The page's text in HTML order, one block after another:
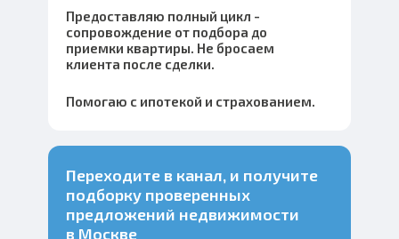
Переходите в канал, и получите
подборку проверенных
предложений недвижимости
в Москве
Предоставляю полный цикл -
сопровождение от подбора до
приемки квартиры. Не бросаем
клиента после сделки.
Помогаю с ипотекой и страхованием.